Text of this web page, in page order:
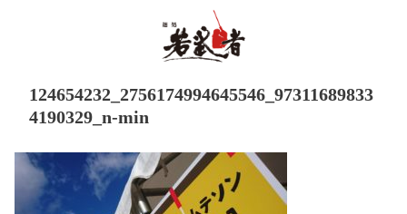
124654232_2756174994645546_97311689833
4190329_n-min